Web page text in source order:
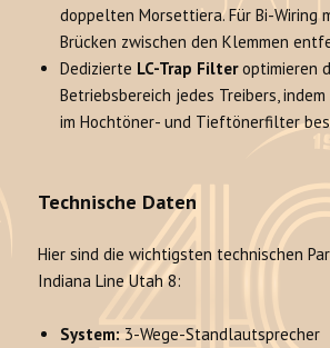
doppelten Morsettiera. Für Bi-Wiring
Brücken zwischen den Klemmen
Dedizierte LC-Trap Filteroptimieren
Betriebsbereich jedes Treibers, indem
im Hochtöner- und Tieftönerfilter
Technische Daten
Hier sind die wichtigsten technischen
Indiana Line Utah 8:
System: 3-Wege-Standlautsprecher